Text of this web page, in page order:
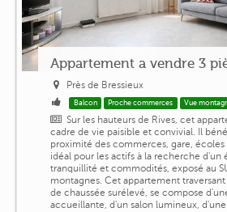
Appartement a vendre 3
Près de Bressieux
Balcon Proche commerces Vue
Sur les hauteurs de Rives, cet
cadre de vie paisible et convivial. Il
proximité des commerces, gare, écoles
idéal pour les actifs à la recherche d'un
tranquillité et commodités, exposé au
montagnes. Cet appartement
de chaussée surélevé, se compose
accueillante, d'un salon lumineux, d'une